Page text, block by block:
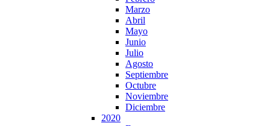
Marzo
Abril
Mayo
Junio
Julio
Agosto
Septiembre
Octubre
Noviembre
Diciembre
2020